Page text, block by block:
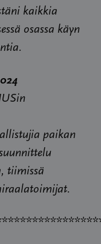
kaikkia
osassa käyn
paikan
tiimissä